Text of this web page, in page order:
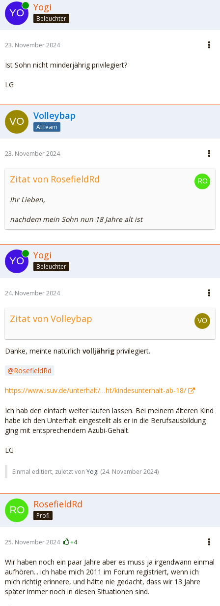
Online Yogi
Beleuchter
23. November 2024
Ist Sohn nicht minderjährig privilegiert?
LG
Volleybap
AEteam
23. November 2024
Zitat von RosefieldRd
Ihr Lieben,
nachdem mein Sohn nun 18 Jahre alt ist
Online Yogi
Beleuchter
24. November 2024
Zitat von Volleybap
Danke, meinte natürlich volljährig privilegiert.
RosefieldRd
https://www.isuv.de/unterhalt/…ht/kindesunterhalt-ab-18/
Ich hab den einfach weiter laufen lassen. Bei meinem älteren Kind
habe ich den Unterhalt eingestellt als er in die Berufsausbildung
ging mit entsprechendem Azubi-Gehalt.
LG
Einmal editiert, zuletzt von Yogi (24. November 2024)
RosefieldRd
Profi
25. November 2024 +4
Wir haben noch ein paar Jahre aber es muss ja irgendwann einmal
aufhören... ich habe mich 2011 im Forum registriert, wenn ich
mich richtig erinnere, und hätte nie gedacht, dass wir 13 Jahre
später immer noch in diesen Situationen sind.